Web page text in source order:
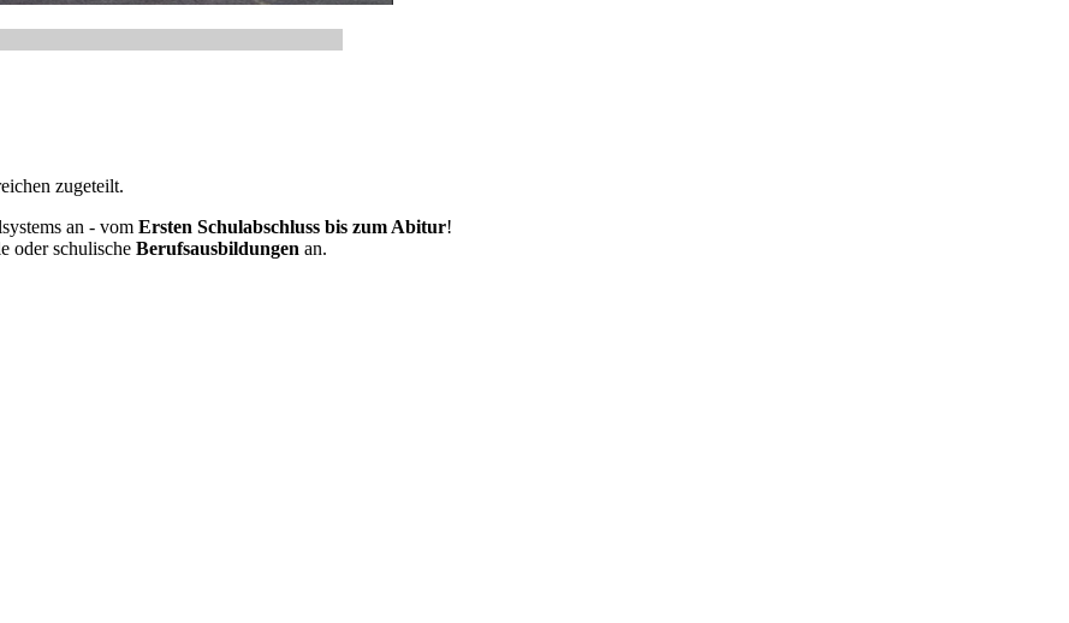
zugeteilt.
an - vom Ersten Schulabschluss bis zum Abitur!
oder schulische Berufsausbildungen an.